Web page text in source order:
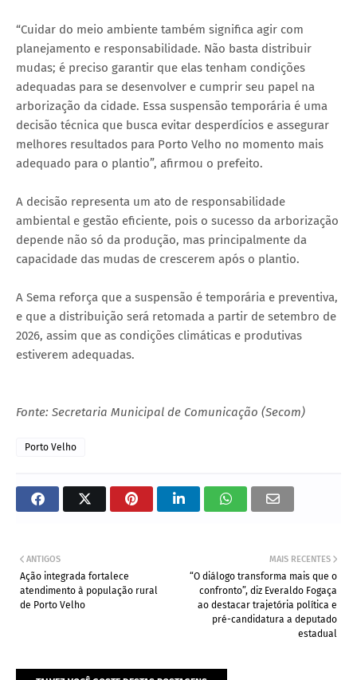
“Cuidar do meio ambiente também significa agir com
planejamento e responsabilidade. Não basta distribuir
mudas; é preciso garantir que elas tenham condições
adequadas para se desenvolver e cumprir seu papel na
arborização da cidade. Essa suspensão temporária é uma
decisão técnica que busca evitar desperdícios e assegurar
melhores resultados para Porto Velho no momento mais
adequado para o plantio”, afirmou o prefeito.
A decisão representa um ato de responsabilidade
ambiental e gestão eficiente, pois o sucesso da arborização
depende não só da produção, mas principalmente da
capacidade das mudas de crescerem após o plantio.
A Sema reforça que a suspensão é temporária e preventiva,
e que a distribuição será retomada a partir de setembro de
2026, assim que as condições climáticas e produtivas
estiverem adequadas.
Fonte: Secretaria Municipal de Comunicação (Secom)
Porto Velho
MAIS RECENTES
“O diálogo transforma mais que o
confronto”, diz Everaldo Fogaça
ao destacar trajetória política e
pré-candidatura a deputado
estadual
ANTIGOS
Ação integrada fortalece
atendimento à população rural
de Porto Velho